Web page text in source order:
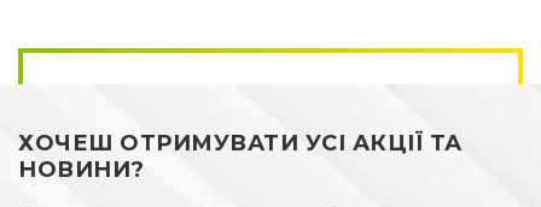
· освітні заклади (технікуми, коледжі);
·
медичні установи (дитяча лікарня, приватна дитяча
клініка, медичний центр «LeoDerm», перинатальний
ХОЧЕШ ОТРИМУВАТИ УСІ АКЦІЇ ТА
НОВИНИ?